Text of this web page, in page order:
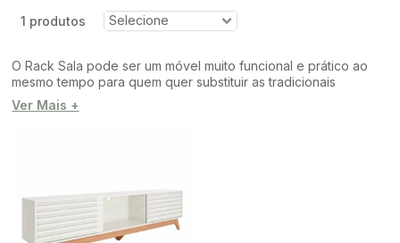
1 produtos
O Rack Sala pode ser um móvel muito funcional e prático ao
mesmo tempo para quem quer substituir as tradicionais
Estantes para TV
sem perder a beleza e organização.
Hoje existem modelos bastante variados,
adicione muita personalidade à sua sala com os modelos da
Larshopping!
Ver Mais +